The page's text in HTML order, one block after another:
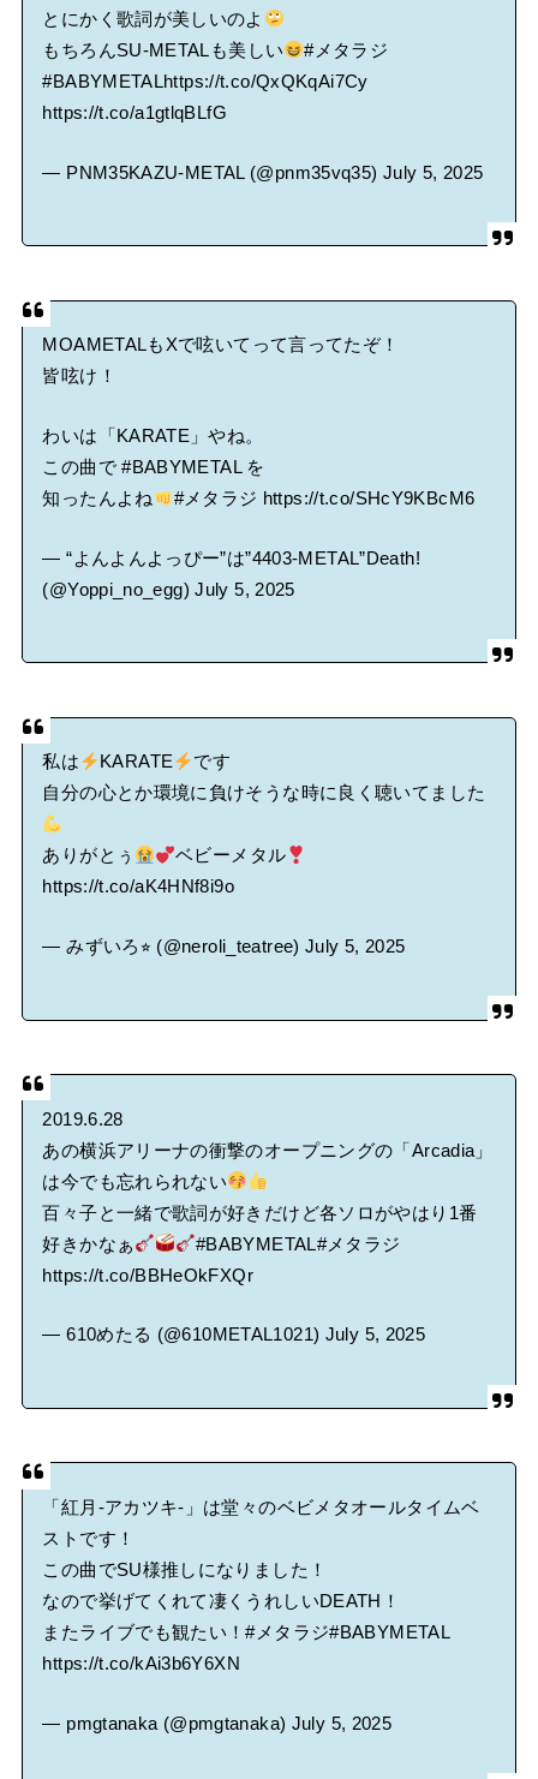
とにかく歌詞が美しいのよ
もちろんSU-METALも美しい
#メタラジ
#BABYMETALhttps://t.co/QxQKqAi7Cy
https://t.co/a1gtlqBLfG
— PNM35KAZU-METAL (@pnm35vq35) July 5, 2025
MOAMETALもXで呟いてって言ってたぞ！
皆呟け！
わいは「KARATE」やね。
この曲で#BABYMETALを
知ったんよね
#メタラジ https://t.co/SHcY9KBcM6
— “よんよんよっぴー”は”4403-METAL”Death!
(@Yoppi_no_egg)July 5, 2025
私は KARATE
です
自分の心とか環境に負けそうな時に良く聴いてました
ありがとぅ
ベビーメタル
https://t.co/aK4HNf8i9o
— みずいろ⭐︎ (@neroli_teatree)July 5, 2025
2019.6.28
あの横浜アリーナの衝撃のオープニングの「Arcadia」
は今でも忘れられない
百々子と一緒で歌詞が好きだけど各ソロがやはり1番
好きかなぁ
#BABYMETAL#メタラジ
https://t.co/BBHeOkFXQr
— 610めたる (@610METAL1021) July 5, 2025
「紅月-アカツキ-」は堂々のベビメタオールタイムベ
ストです！
この曲でSU様推しになりました！
なので挙げてくれて凄くうれしいDEATH！
またライブでも観たい！#メタラジ#BABYMETAL
https://t.co/kAi3b6Y6XN
— pmgtanaka (@pmgtanaka) July 5, 2025